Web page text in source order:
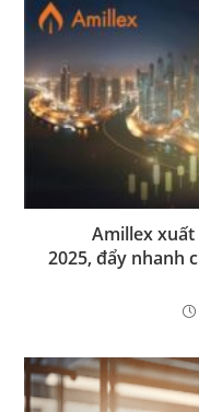
Amillex xuất
2025, đẩy nhanh